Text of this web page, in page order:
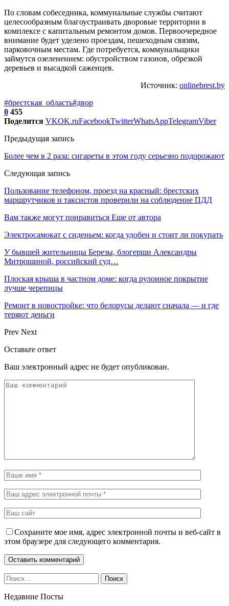
По словам собеседника, коммунальные службы считают
целесообразным благоустраивать дворовые территории в
комплексе с капитальным ремонтом домов. Первоочередное
внимание будет уделено проездам, пешеходным связям,
парковочным местам. Где потребуется, коммунальщики
займутся озеленением: обустройством газонов, обрезкой
деревьев и высадкой саженцев.
Источник: onlinebrest.by
#брестская_область#двор
0 455
Поделится VKOK.ruFacebookTwitterWhatsAppTelegramViber
Предыдущая запись
Более чем в 2 раза: сигареты в этом году серьезно подорожают
Следующая запись
Пользование телефоном, проезд на красный: брестских
маршрутчиков и таксистов проверили на соблюдение ПДД
Вам также могут понравиться Еще от автора
Электросамокат с сиденьем: когда удобен и стоит ли покупать
У бывшей жительницы Березы, блогерши Александры
Митрошиной, российский суд…
Плоская крыша в частном доме: когда рулонное покрытие
лучше черепицы
Ремонт в новостройке: что белорусы делают сначала — и где
теряют деньги
Prev Next
Оставьте ответ
Ваш электронный адрес не будет опубликован.
Сохраните мое имя, адрес электронной почты и веб-сайт в
этом браузере для следующего комментария.
Недавние Посты